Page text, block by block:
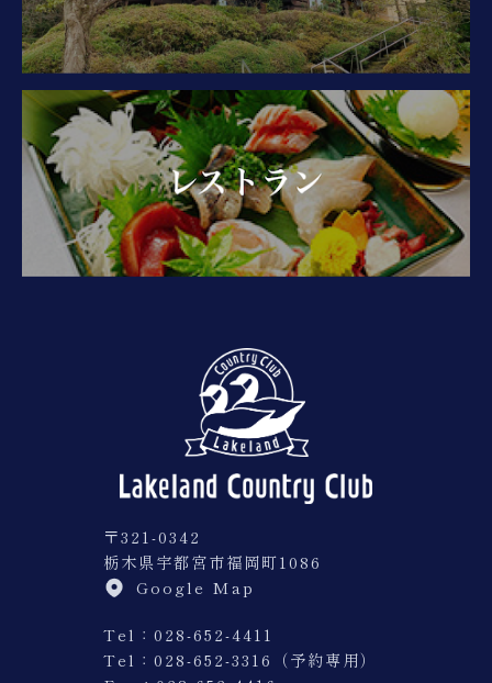
〒321-0342
栃木県宇都宮市福岡町1086
Google Map
Tel：028-652-4411
Tel： 028-652-3316（予約専用）